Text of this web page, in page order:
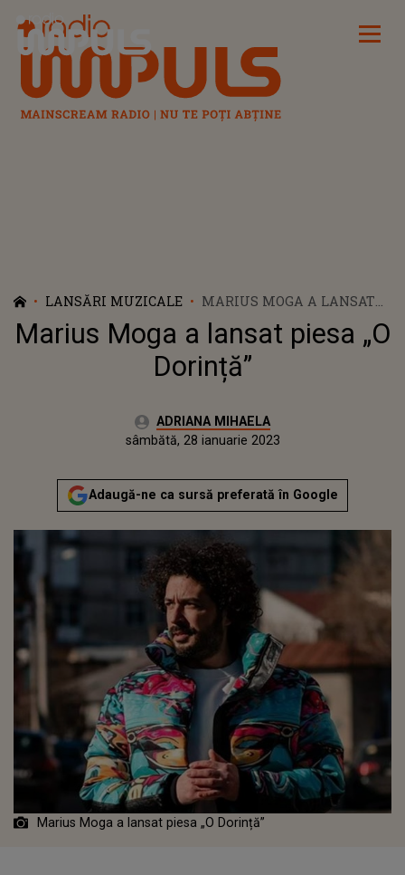
Radio Impuls
LANSĂRI MUZICALE
MARIUS MOGA A LANSAT
PIESA „O DORINȚĂ”
Marius Moga a lansat piesa „O
Dorință”
Autor:ADRIANA MIHAELA
vineri, 28 ianuarie 2022Actualizat:
sâmbătă, 28 ianuarie 2023
Adaugă-ne ca sursă preferată în Google
Marius Moga a lansat piesa „O Dorință”